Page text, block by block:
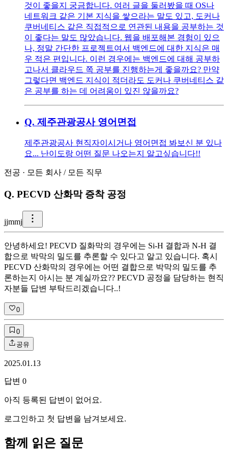
것이 좋을지 궁금합니다. 여러 글을 둘러봤을 때 OS나
네트워크 같은 기본 지식을 쌓으라는 말도 있고, 도커나
쿠버네티스 같은 직접적으로 연관된 내용을 공부하는 것
이 좋다는 말도 많았습니다. 웹을 배포해본 경험이 있으
나, 정말 간단한 프로젝트여서 백엔드에 대한 지식은 매
우 적은 편입니다. 이런 경우에는 백엔드에 대해 공부하
고나서 클라우드 쪽 공부를 진행하는게 좋을까요? 만약
그렇다면 백엔드 지식이 적더라도 도커나 쿠버네티스 같
은 공부를 하는 데 어려움이 있진 않을까요?
Q. 제주관광공사 영어면접
제주관광공사 현직자이시거나 영어면접 봐보신 분 있나
요... 난이도랑 어떤 질문 나오는지 알고싶습니다!!
전공 · 모든 회사 / 모든 직무
Q. PECVD 산화막 증착 공정
jjmmj
안녕하세요! PECVD 질화막의 경우에는 Si-H 결합과 N-H 결
합으로 박막의 밀도를 추론할 수 있다고 알고 있습니다. 혹시
PECVD 산화막의 경우에는 어떤 결합으로 박막의 밀도를 추
론하는지 아시는 분 계실까요?? PECVD 공정을 담당하는 현직
자분들 답변 부탁드리겠습니다..!
0
0
공유
2025.01.13
답변 0
아직 등록된 답변이 없어요.
로그인하고 첫 답변을 남겨보세요.
함께 읽은 질문